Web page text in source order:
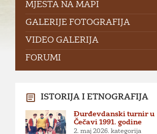
MJESTA NA MAPI
GALERIJE FOTOGRAFIJA
VIDEO GALERIJA
FORUMI
ISTORIJA I ETNOGRAFIJA
Đurđevdanski turnir u
Čečavi 1991. godine
2. maj 2026. kategorija